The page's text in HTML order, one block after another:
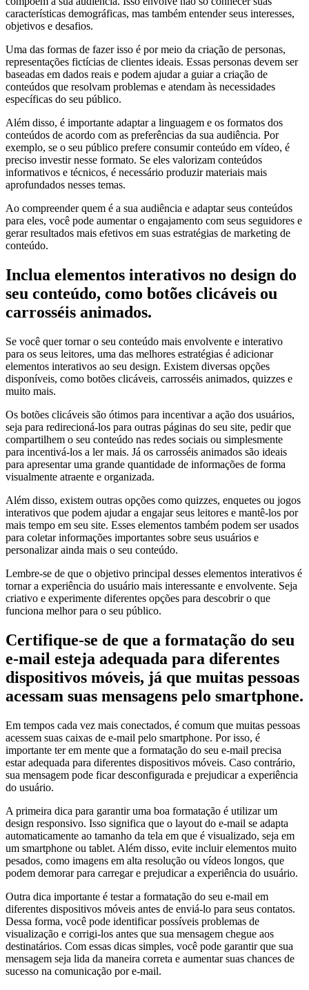
características demográficas, mas também entender seus interesses,
objetivos e desafios.
Uma das formas de fazer isso é por meio da criação de personas,
representações fictícias de clientes ideais. Essas personas devem ser
baseadas em dados reais e podem ajudar a guiar a criação de
conteúdos que resolvam problemas e atendam às necessidades
específicas do seu público.
Além disso, é importante adaptar a linguagem e os formatos dos
conteúdos de acordo com as preferências da sua audiência. Por
exemplo, se o seu público prefere consumir conteúdo em vídeo, é
preciso investir nesse formato. Se eles valorizam conteúdos
informativos e técnicos, é necessário produzir materiais mais
aprofundados nesses temas.
Ao compreender quem é a sua audiência e adaptar seus conteúdos
para eles, você pode aumentar o engajamento com seus seguidores e
gerar resultados mais efetivos em suas estratégias de marketing de
conteúdo.
Inclua elementos interativos no design do
seu conteúdo, como botões clicáveis ou
carrosséis animados.
Se você quer tornar o seu conteúdo mais envolvente e interativo
para os seus leitores, uma das melhores estratégias é adicionar
elementos interativos ao seu design. Existem diversas opções
disponíveis, como botões clicáveis, carrosséis animados, quizzes e
muito mais.
Os botões clicáveis são ótimos para incentivar a ação dos usuários,
seja para redirecioná-los para outras páginas do seu site, pedir que
compartilhem o seu conteúdo nas redes sociais ou simplesmente
para incentivá-los a ler mais. Já os carrosséis animados são ideais
para apresentar uma grande quantidade de informações de forma
visualmente atraente e organizada.
Além disso, existem outras opções como quizzes, enquetes ou jogos
interativos que podem ajudar a engajar seus leitores e mantê-los por
mais tempo em seu site. Esses elementos também podem ser usados ​​
para coletar informações importantes sobre seus usuários e
personalizar ainda mais o seu conteúdo.
Lembre-se de que o objetivo principal desses elementos interativos é
tornar a experiência do usuário mais interessante e envolvente. Seja
criativo e experimente diferentes opções para descobrir o que
funciona melhor para o seu público.
Certifique-se de que a formatação do seu
e-mail esteja adequada para diferentes
dispositivos móveis, já que muitas pessoas
acessam suas mensagens pelo smartphone.
Em tempos cada vez mais conectados, é comum que muitas pessoas
acessem suas caixas de e-mail pelo smartphone. Por isso, é
importante ter em mente que a formatação do seu e-mail precisa
estar adequada para diferentes dispositivos móveis. Caso contrário,
sua mensagem pode ficar desconfigurada e prejudicar a experiência
do usuário.
A primeira dica para garantir uma boa formatação é utilizar um
design responsivo. Isso significa que o layout do e-mail se adapta
automaticamente ao tamanho da tela em que é visualizado, seja em
um smartphone ou tablet. Além disso, evite incluir elementos muito
pesados, como imagens em alta resolução ou vídeos longos, que
podem demorar para carregar e prejudicar a experiência do usuário.
Outra dica importante é testar a formatação do seu e-mail em
diferentes dispositivos móveis antes de enviá-lo para seus contatos.
Dessa forma, você pode identificar possíveis problemas de
visualização e corrigi-los antes que sua mensagem chegue aos
destinatários. Com essas dicas simples, você pode garantir que sua
mensagem seja lida da maneira correta e aumentar suas chances de
sucesso na comunicação por e-mail.